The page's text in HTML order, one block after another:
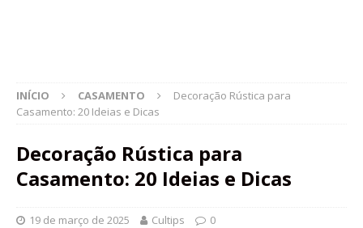
INÍCIO CASAMENTO
Decoração Rústica para
Casamento: 20 Ideias e Dicas
Decoração Rústica para
Casamento: 20 Ideias e Dicas
19 de março de 2025 Cultips 0